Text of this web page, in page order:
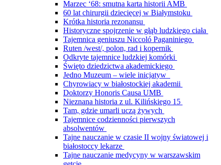
Marzec ‘68: smutna karta historii AMB
60 lat chirurgii dziecięcej w Białymstoku
Krótka historia rezonansu
Historyczne spojrzenie w głąb ludzkiego ciała
Tajemnica geniuszu Niccoló Paganiniego
Ruten /west/, polon, rad i kopernik
Odkryte tajemnice ludzkiej komórki
Święto dziedzictwa akademickiego
Jedno Muzeum – wiele inicjatyw
Chyrowiacy w białostockiej akademii
Doktorzy Honoris Causa UMB
Nieznana historia z ul. Kilińskiego 15
Tam, gdzie umarli uczą żywych
Tajemnice codzienności pierwszych
absolwentów
Tajne nauczanie w czasie II wojny światowej i
białostoccy lekarze
Tajne nauczanie medycyny w warszawskim